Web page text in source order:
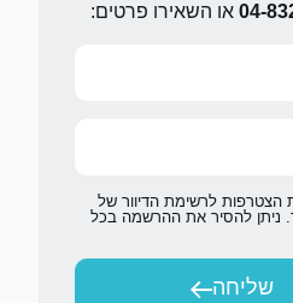
04- או השאירו פרטים:
הצטרפות לרשימת הדיוור של
ניתן להסיר את ההרשמה בכל
שליחה